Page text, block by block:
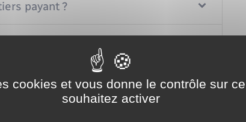
payant ?
?
cookies et vous donne le contrôle sur
souhaitez activer